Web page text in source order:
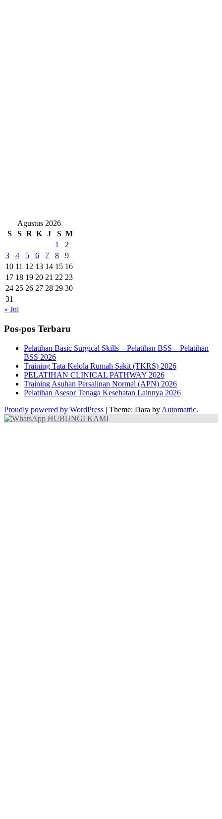
Agustus 2026
S
S R K J S M
1
2
3
4 5 6 7 8
9
10 11 12 13 14 15 16
17 18 19 20 21 22 23
24 25 26 27 28 29 30
31
« Jul
Pos-pos Terbaru
Pelatihan Basic Surgical Skills – Pelatihan BSS – Pelatihan
BSS 2026
Training Tata Kelola Rumah Sakit (TKRS) 2026
PELATIHAN CLINICAL PATHWAY 2026
Training Asuhan Persalinan Normal (APN) 2026
Pelatihan Asesor Tenaga Kesehatan Lainnya 2026
Proudly powered by WordPress | Theme: Dara by Automattic.
HUBUNGI KAMI